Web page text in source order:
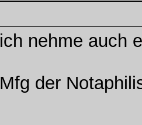
ich nehme auch
Mfg der